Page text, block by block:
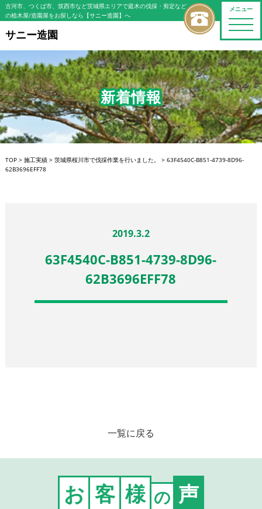
メニュー
toggle
古河市、つくば市、筑西市など茨城県エリアで庭木の伐採・剪定など
の植木屋/造園屋をお探しなら【サニー造園】へ
サニー造園
新着情報
TOP> 施工実績> 茨城県桜川市で伐採作業を行いました。 > 63F4540C-B851-4739-8D96-
62B3696EFF78
2019.3.2
63F4540C-B851-4739-8D96-
62B3696EFF78
一覧に戻る
お 客 様 の 声